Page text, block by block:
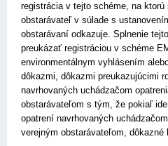
registrácia v tejto schéme, na
obstarávateľ v súlade s
obstarávaní odkazuje. Splnenie
preukázať registráciou v schéme
environmentálnym vyhlásením
dôkazmi, dôkazmi preukazujúcimi
navrhovaných uchádzačom
obstarávateľom s tým, že pokiaľ
opatrení navrhovaných
verejným obstarávateľom, dôkazné